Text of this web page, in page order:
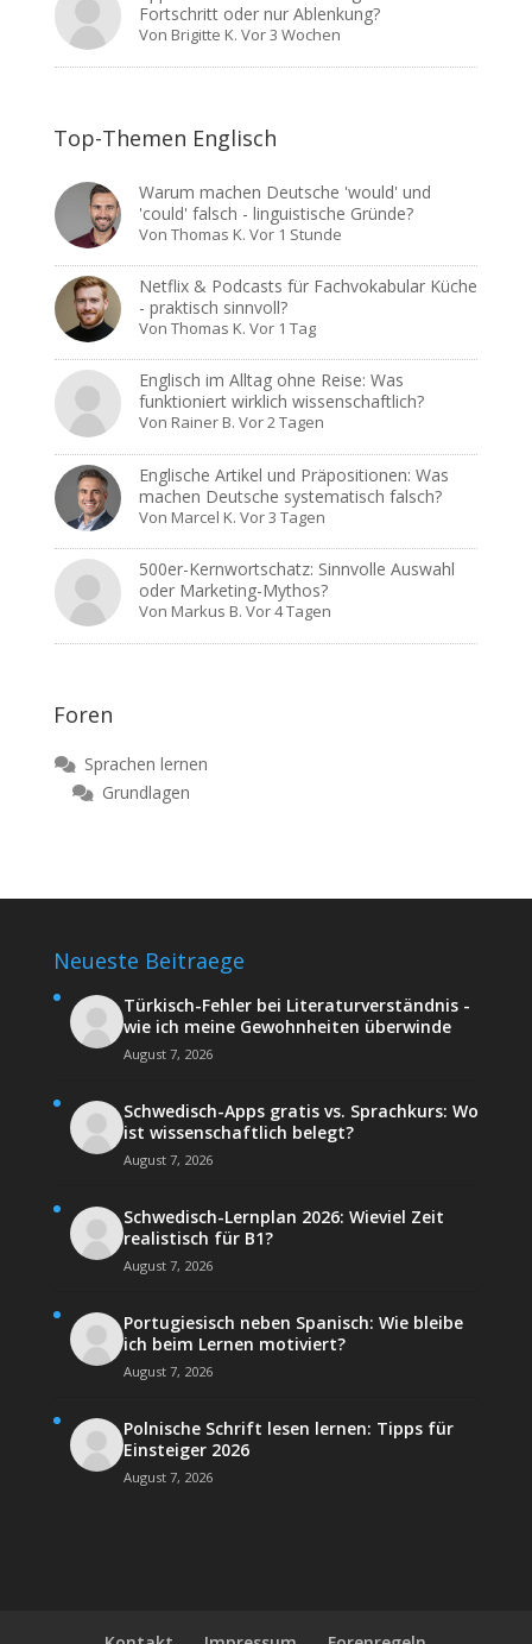
Fortschritt oder nur Ablenkung?
Von Brigitte K. Vor 3 Wochen
Top-Themen Englisch
Warum machen Deutsche 'would' und
'could' falsch - linguistische Gründe?
VonThomas K. Vor 1 Stunde
Netflix & Podcasts für Fachvokabular Küche
- praktisch sinnvoll?
VonThomas K. Vor 1 Tag
Englisch im Alltag ohne Reise: Was
funktioniert wirklich wissenschaftlich?
Von Rainer B. Vor 2 Tagen
Englische Artikel und Präpositionen: Was
machen Deutsche systematisch falsch?
Von Marcel K. Vor 3 Tagen
500er-Kernwortschatz: Sinnvolle Auswahl
oder Marketing-Mythos?
Von Markus B. Vor 4 Tagen
Foren
Sprachen lernen
Grundlagen
Neueste Beitraege
Türkisch-Fehler bei Literaturverständnis -
wie ich meine Gewohnheiten überwinde
August 7, 2026
Schwedisch-Apps gratis vs. Sprachkurs: Wo
ist wissenschaftlich belegt?
August 7, 2026
Schwedisch-Lernplan 2026: Wieviel Zeit
realistisch für B1?
August 7, 2026
Portugiesisch neben Spanisch: Wie bleibe
ich beim Lernen motiviert?
August 7, 2026
Polnische Schrift lesen lernen: Tipps für
Einsteiger 2026
August 7, 2026